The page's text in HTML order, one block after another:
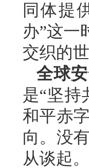
同体提
办”这一
交织的
全球
是“坚持
和平赤
向。没
从谈起